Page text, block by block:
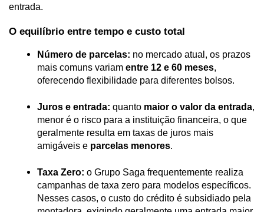
entrada.
O equilíbrio entre tempo e custo total
Número de parcelas: no mercado atual, os prazos
mais comuns variam entre 12 e 60 meses,
oferecendo flexibilidade para diferentes bolsos.
Juros e entrada: quanto maior o valor da entrada,
menor é o risco para a instituição financeira, o que
geralmente resulta em taxas de juros mais
amigáveis e parcelas menores.
Taxa Zero: o Grupo Saga frequentemente realiza
campanhas de taxa zero para modelos específicos.
Nesses casos, o custo do crédito é subsidiado pela